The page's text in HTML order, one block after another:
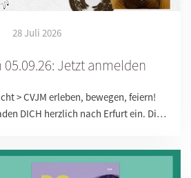
28 Juli 2026
05.09.26: Jetzt anmelden
> CVJM erleben, bewegen, feiern!
DICH herzlich nach Erfurt ein. Di…